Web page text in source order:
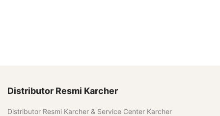
Distributor Resmi Karcher
Distributor Resmi Karcher & Service Center Karcher